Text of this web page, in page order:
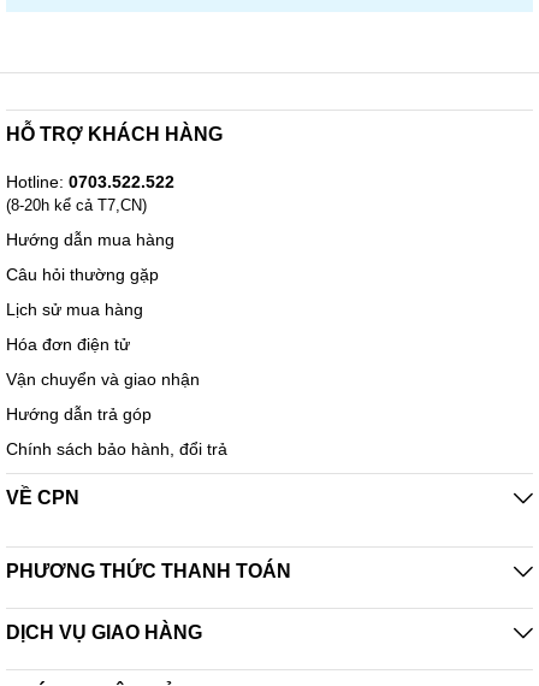
HỖ TRỢ KHÁCH HÀNG
Hotline: 0703.522.522
(8-20h kể cả T7,CN)
Hướng dẫn mua hàng
Câu hỏi thường gặp
Lịch sử mua hàng
Hóa đơn điện tử
Vận chuyển và giao nhận
Hướng dẫn trả góp
Chính sách bảo hành, đổi trả
VỀ CPN
PHƯƠNG THỨC THANH TOÁN
DỊCH VỤ GIAO HÀNG